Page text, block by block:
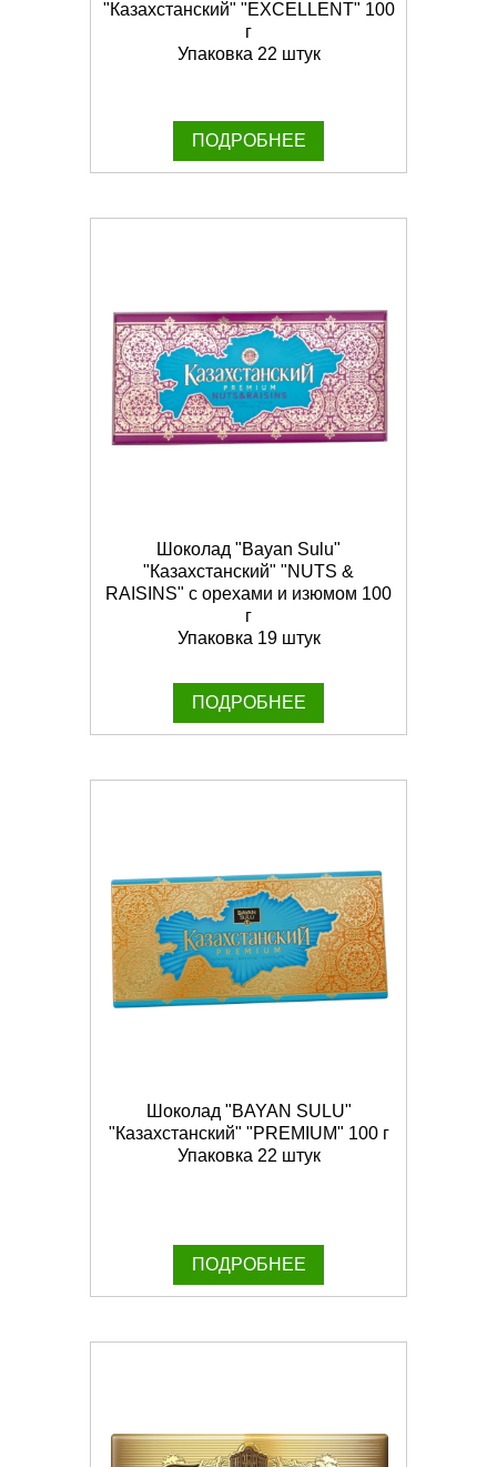
"Казахстанский" "EXCELLENT" 100
г
Упаковка 22 штук
ПОДРОБНЕЕ
Шоколад "Bayan Sulu"
"Казахстанский" "NUTS &
RAISINS" с орехами и изюмом 100
г
Упаковка 19 штук
ПОДРОБНЕЕ
Шоколад "BAYAN SULU"
"Казахстанский" "PREMIUM" 100 г
Упаковка 22 штук
ПОДРОБНЕЕ